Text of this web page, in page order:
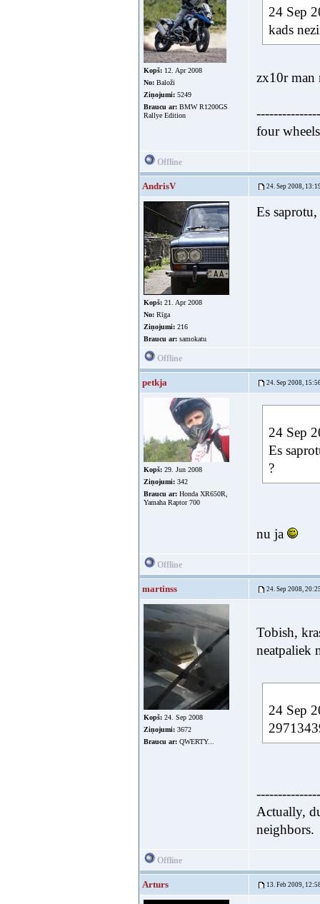
Kopš: 12. Apr 2008
No: Baloži
Ziņojumi: 5249
Braucu ar: BMW R1200GS
Rallye Edition
24 Sep
kads
zx10r man
four
Offline
AndrisV 24. Sep 2008,
Kopš: 21. Apr 2008
No: Rīga
Ziņojumi: 216
Braucu ar: samokatu
Es
Offline
petkja 24. Sep 2008,
Kopš: 29. Jun 2008
Ziņojumi: 342
Braucu ar: Honda XR650R,
Yamaha Raptor 700
24 Sep
Es
?
nu ja
Offline
martinss 24. Sep 2008,
Kopš: 24. Sep 2008
Ziņojumi: 3672
Braucu ar: QWERTY...
Tobish,
neatpaliek
24 Sep
Actually,
neighbors.
Offline
Arturs 13. Feb 2009,